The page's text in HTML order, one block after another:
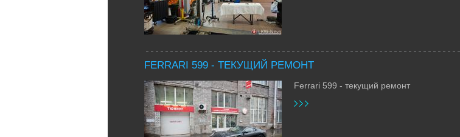
FERRARI 599 - ТЕКУЩИЙ РЕМОНТ
Ferrari 599 - текущий ремонт